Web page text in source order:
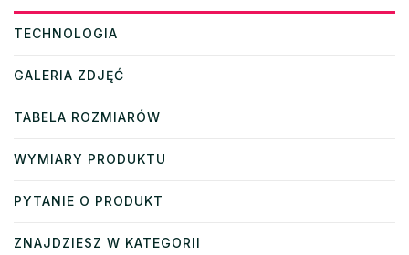
TECHNOLOGIA
GALERIA ZDJĘĆ
TABELA ROZMIARÓW
WYMIARY PRODUKTU
PYTANIE O PRODUKT
ZNAJDZIESZ W KATEGORII